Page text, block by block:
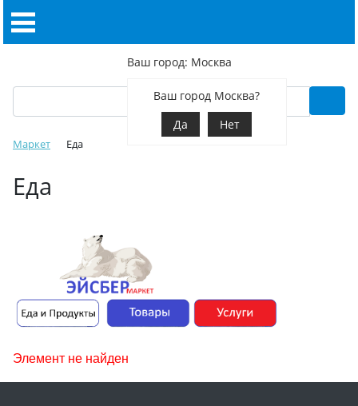
Ваш город: Москва
Ваш город Москва?
Да
Нет
Маркет Еда
Еда
Элемент не найден